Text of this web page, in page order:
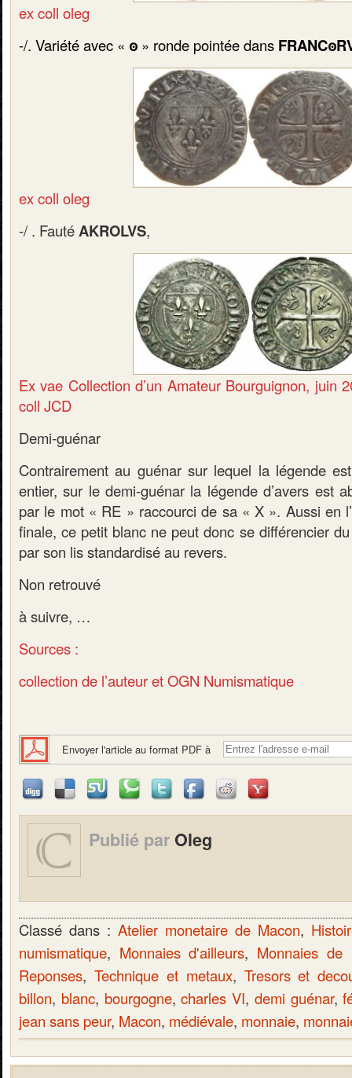
ex coll oleg
-/. Variété avec « ꙩ » ronde pointée dans FRANCꙩ
ex coll oleg
-/ . FautéAKROLVS,
Ex vae Collection d’un Amateur Bourguignon, juin
coll JCD
Demi-guénar
Contrairement au guénar sur lequel la légende
entier, sur le demi-guénar la légende d’avers est
par le mot « RE » raccourci de sa « X ». Aussi en
finale, ce petit blanc ne peut donc se différencier
par son lis standardisé au revers.
Non retrouvé
à suivre, …
Sources :
collection de l’auteur et OGN Numismatique
Envoyer l'article au format PDF à
Publié par Oleg
Classé dans : Atelier monetaire de Macon,
numismatique, Monnaies d'ailleurs, Monnaies de
Reponses, Technique et metaux, Tresors et
billon, blanc, bourgogne,charles VI, demi guénar,
jean sans peur, Macon, médiévale, monnaie,